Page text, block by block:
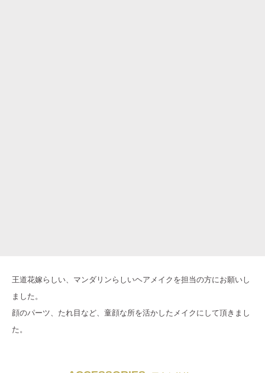
王道花嫁らしい、マンダリンらしいヘアメイクを担当の方にお願いし
ました。
顔のパーツ、たれ目など、童顔な所を活かしたメイクにして頂きまし
た。